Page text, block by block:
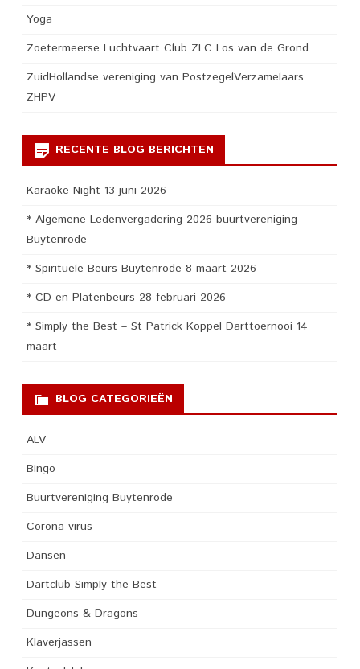
Yoga
Zoetermeerse Luchtvaart Club ZLC Los van de Grond
ZuidHollandse vereniging van PostzegelVerzamelaars
ZHPV
RECENTE BLOG BERICHTEN
Karaoke Night 13 juni 2026
* Algemene Ledenvergadering 2026 buurtvereniging
Buytenrode
* Spirituele Beurs Buytenrode 8 maart 2026
* CD en Platenbeurs 28 februari 2026
* Simply the Best – St Patrick Koppel Darttoernooi 14
maart
BLOG CATEGORIEËN
ALV
Bingo
Buurtvereniging Buytenrode
Corona virus
Dansen
Dartclub Simply the Best
Dungeons & Dragons
Klaverjassen